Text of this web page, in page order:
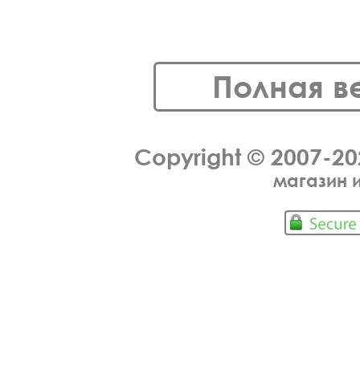
Полная
Copyright © 2007-
магазин